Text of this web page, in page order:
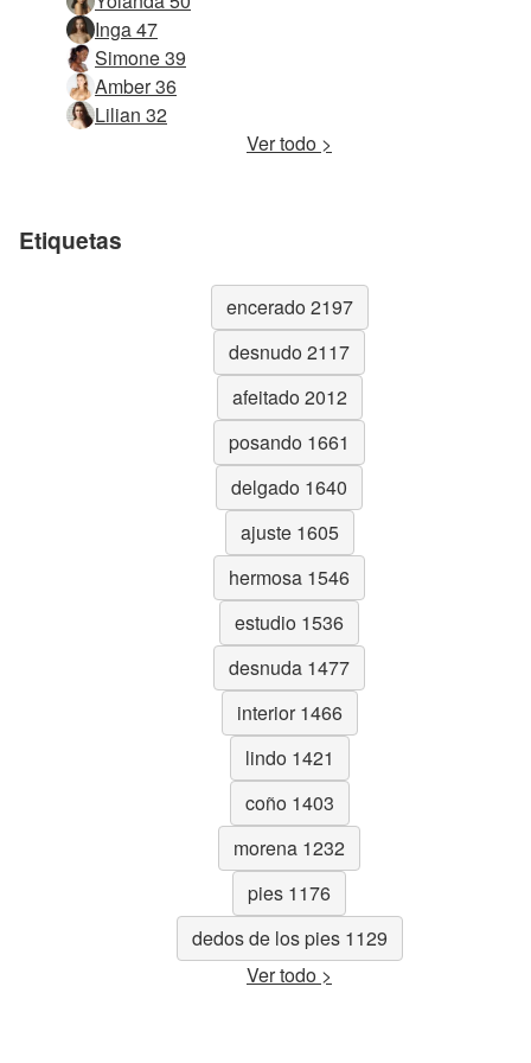
Inga 47
Simone 39
Amber 36
Lilian 32
Ver todo >
Etiquetas
encerado 2197
desnudo 2117
afeitado 2012
posando 1661
delgado 1640
ajuste 1605
hermosa 1546
estudio 1536
desnuda 1477
interior 1466
lindo 1421
coño 1403
morena 1232
pies 1176
dedos de los pies 1129
Ver todo >